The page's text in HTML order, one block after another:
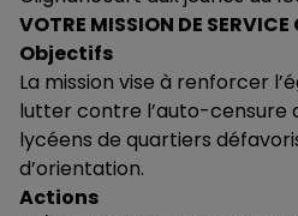
VOTRE MISSION DE SERVICE
Objectifs
La mission vise à renforcer
lutter contre l’auto-censure
lycéens de quartiers
d’orientation.
Actions